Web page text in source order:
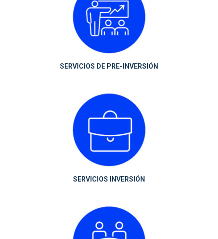
SERVICIOS DE PRE-INVERSIÓN
SERVICIOS INVERSIÓN